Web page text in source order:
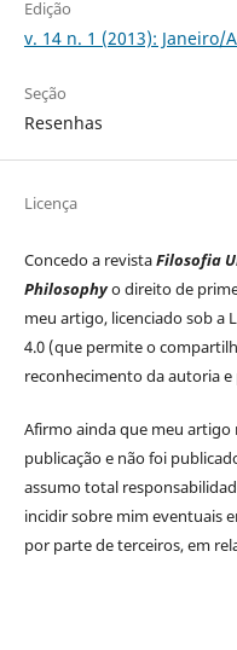
Edição
v. 14 n. 1 (2013): Janeiro/
Seção
Resenhas
Licença
Concedo a revistaFilosofia
Philosophyo direito de
meu artigo, licenciado sob a
4.0 (que permite o
reconhecimento da autoria
Afirmo ainda que meu
publicação e não foi
assumo total
incidir sobre mim eventuais
por parte de terceiros, em